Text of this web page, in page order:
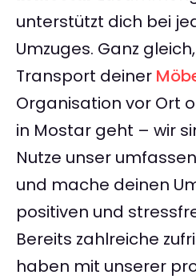
unterstützt dich bei
Umzuges. Ganz
Transport deiner
Organisation vor Ort
in Mostar geht – wir
Nutze unser
und mache deinen
positiven und
Bereits zahlreiche
haben mit unserer